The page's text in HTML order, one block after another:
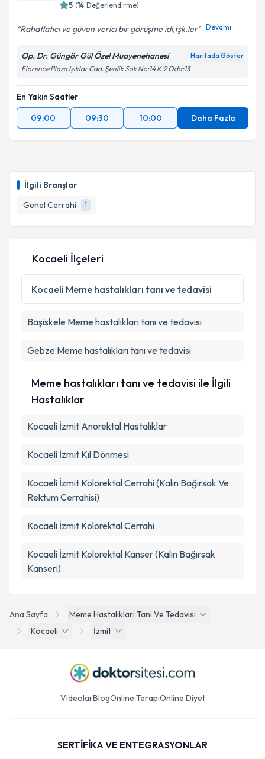
İlgili Branşlar
Genel Cerrahi
1
Metni'ni okudum ve kişisel verilerimin belirtilen
kapsamda işlenmesini kabul ediyorum.
Takvim Talebini Gönder
5 (14 Değerlendirme)
Rahatlatıcı ve güven verici bir görüşme idi,tşk.ler Devamı
Op. Dr. Güngör Gül Özel Muayenehanesi Haritada Göster
Florence Plaza Işıklar Cad. Şenlik Sok No:14 K:2 Oda:13
En Yakın Saatler
09:00
09:30 10:00 Daha Fazla
Ana Sayfa
Meme Hastaliklari Tani Ve Tedavisi
Kocaeli
İzmit
Kocaeli İlçeleri
Kocaeli Meme hastalıkları tanı ve tedavisi
Başiskele Meme hastalıkları tanı ve tedavisi
Gebze Meme hastalıkları tanı ve tedavisi
Meme hastalıkları tanı ve tedavisi ile İlgili
Hastalıklar
Kocaeli İzmit Anorektal Hastalıklar
Kocaeli İzmit Kıl Dönmesi
Kocaeli İzmit Kolorektal Cerrahi (Kalın Bağırsak Ve
Rektum Cerrahisi)
Kocaeli İzmit Kolorektal Cerrahi
Kocaeli İzmit Kolorektal Kanser (Kalın Bağırsak
Kanseri)
VideolarBlogOnline TerapiOnline Diyet
SERTİFİKA VE ENTEGRASYONLAR